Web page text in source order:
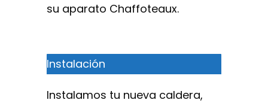
su aparato Chaffoteaux.
Instalación
Instalamos tu nueva caldera,